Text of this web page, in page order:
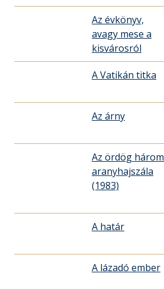
Az évkönyv,
avagy mese a
kisvárosról
A Vatikán titka
Az árny
Az ördög három
aranyhajszála
(1983)
A határ
A lázadó ember